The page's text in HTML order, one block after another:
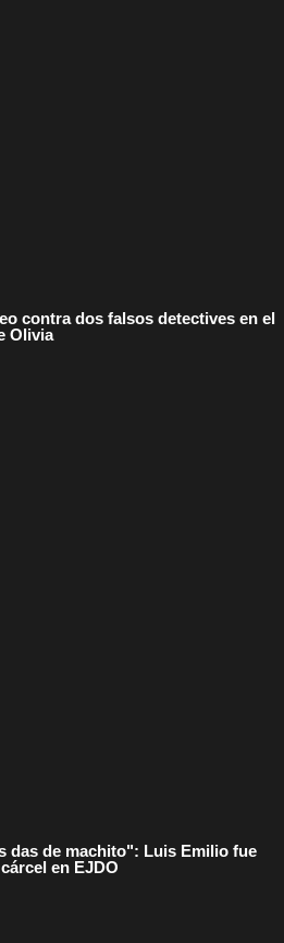
contra dos falsos detectives en el
Olivia
das de machito": Luis Emilio fue
en EJDO